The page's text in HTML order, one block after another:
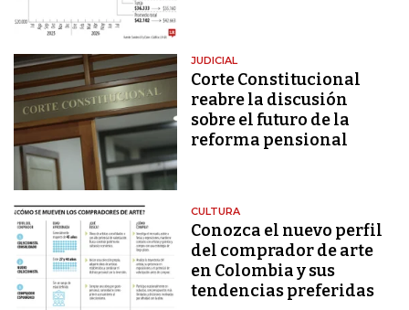
JUDICIAL
Corte Constitucional
reabre la discusión
sobre el futuro de la
reforma pensional
CULTURA
Conozca el nuevo perfil
del comprador de arte
en Colombia y sus
tendencias preferidas